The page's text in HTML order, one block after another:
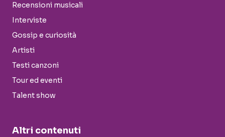
Recensioni musicali
Interviste
Gossip e curiosità
Artisti
Testi canzoni
Tour ed eventi
Talent show
Altri contenuti